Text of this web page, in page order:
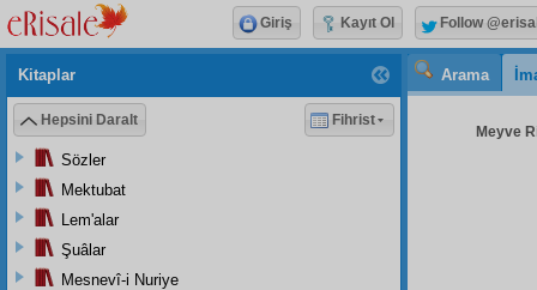
Arama
Meyve
Kitaplar
Hepsini Daralt Fihrist
Sözler
Mektubat
Lem'alar
Şuâlar
Mesnevî-i Nuriye
Giriş Kayıt Ol Follow